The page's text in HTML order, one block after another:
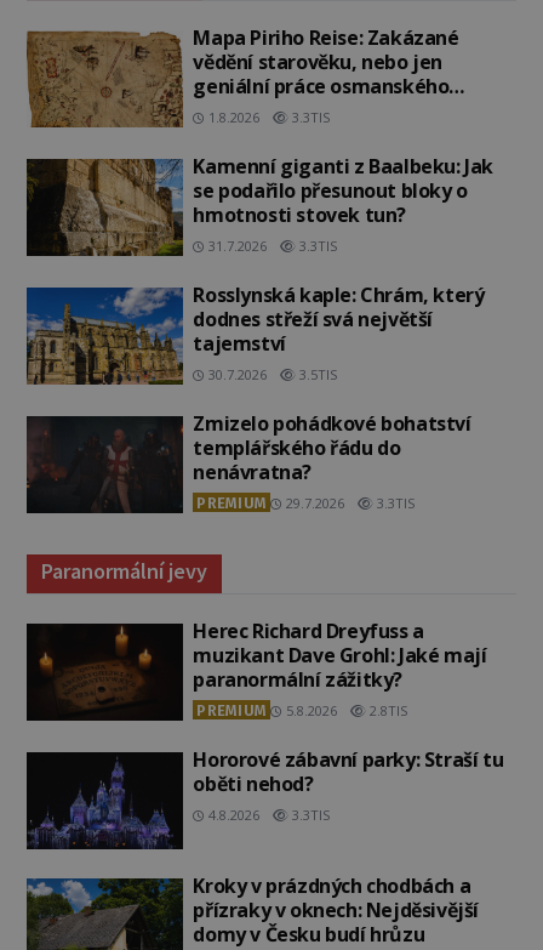
Mapa Piriho Reise: Zakázané
vědění starověku, nebo jen
geniální práce osmanského
admirála?
1.8.2026 3.3TIS
Kamenní giganti z Baalbeku: Jak
se podařilo přesunout bloky o
hmotnosti stovek tun?
31.7.2026 3.3TIS
Rosslynská kaple: Chrám, který
dodnes střeží svá největší
tajemství
30.7.2026 3.5TIS
Zmizelo pohádkové bohatství
templářského řádu do
nenávratna?
PREMIUM 29.7.2026 3.3TIS
Paranormální jevy
Herec Richard Dreyfuss a
muzikant Dave Grohl: Jaké mají
paranormální zážitky?
PREMIUM 5.8.2026 2.8TIS
Hororové zábavní parky: Straší tu
oběti nehod?
4.8.2026 3.3TIS
Kroky v prázdných chodbách a
přízraky v oknech: Nejděsivější
domy v Česku budí hrůzu